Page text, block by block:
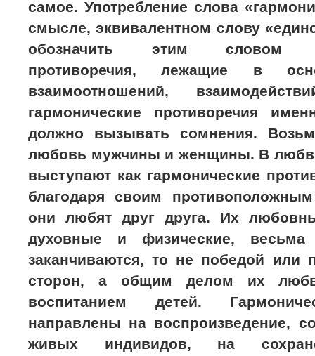
самое. Употребление слова
смысле, эквивалентном слову
обозначить этим словом
противоречия, лежащие в
взаимоотношений,
гармонические противоречия
должно вызывать сомнения.
любовь мужчины и женщины. В
выступают как гармонические
благодаря своим
они любят друг друга. Их
духовные и физические,
заканчиваются, то не победой или
сторон, а общим делом их
воспитанием детей.
направлены на воспроизведение,
живых индивидов, на